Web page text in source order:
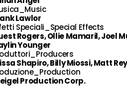
Lawlor
Speciali_Special Effects
Rogers, Ollie Mamaril, Joel
Younger
Shapiro, Billy Miossi, Matt
Production Corp.